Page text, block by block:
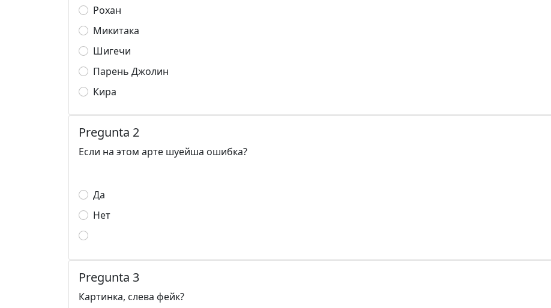
Рохан
Микитака
Шигечи
Парень Джолин
Кира
Pregunta 2
Если на этом арте шуейша ошибка?
Да
Нет
Pregunta 3
Картинка, слева фейк?